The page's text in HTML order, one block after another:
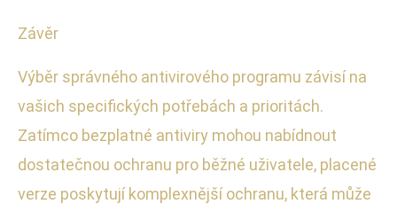
Závěr
Výběr správného antivirového programu závisí na
vašich specifických potřebách a prioritách.
Zatímco bezplatné antiviry mohou nabídnout
dostatečnou ochranu pro běžné uživatele, placené
verze poskytují komplexnější ochranu, která může